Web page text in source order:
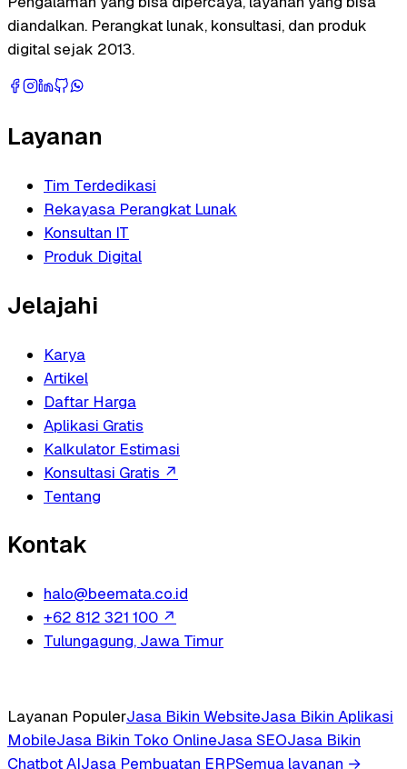
diandalkan. Perangkat lunak, konsultasi, dan produk
digital sejak 2013.
Layanan
Tim Terdedikasi
Rekayasa Perangkat Lunak
Konsultan IT
Produk Digital
Jelajahi
Karya
Artikel
Daftar Harga
Aplikasi Gratis
Kalkulator Estimasi
Konsultasi Gratis ↗
Tentang
Kontak
halo@beemata.co.id
+62 812 321 100 ↗
Tulungagung, Jawa Timur
Layanan PopulerJasa Bikin WebsiteJasa Bikin Aplikasi
MobileJasa Bikin Toko OnlineJasa SEOJasa Bikin
Chatbot AIJasa Pembuatan ERPSemua layanan →